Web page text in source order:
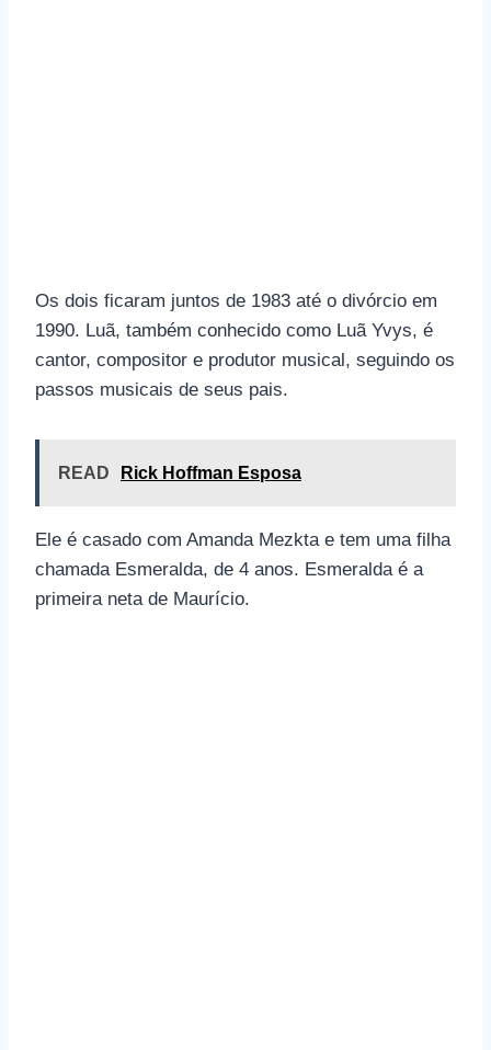
Os dois ficaram juntos de 1983 até o divórcio em
1990. Luã, também conhecido como Luã Yvys, é
cantor, compositor e produtor musical, seguindo os
passos musicais de seus pais.
READ Rick Hoffman Esposa
Ele é casado com Amanda Mezkta e tem uma filha
chamada Esmeralda, de 4 anos. Esmeralda é a
primeira neta de Maurício.